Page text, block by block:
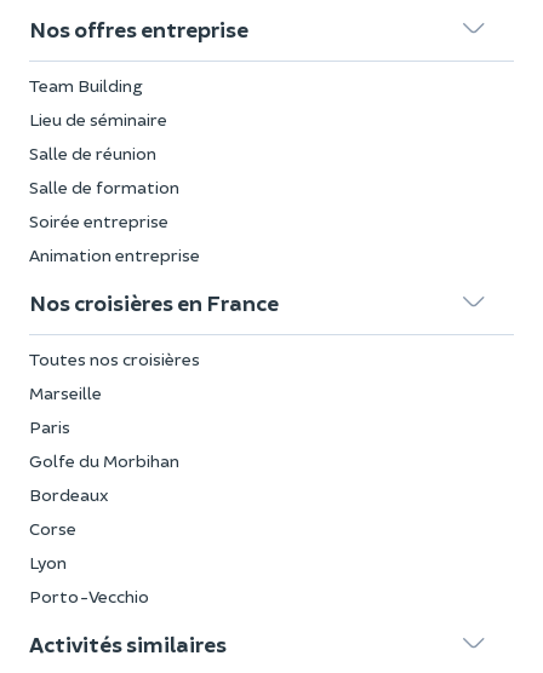
Nos offres entreprise
Team Building
Lieu de séminaire
Salle de réunion
Salle de formation
Soirée entreprise
Animation entreprise
Nos croisières en France
Toutes nos croisières
Marseille
Paris
Golfe du Morbihan
Bordeaux
Corse
Lyon
Porto-Vecchio
Activités similaires